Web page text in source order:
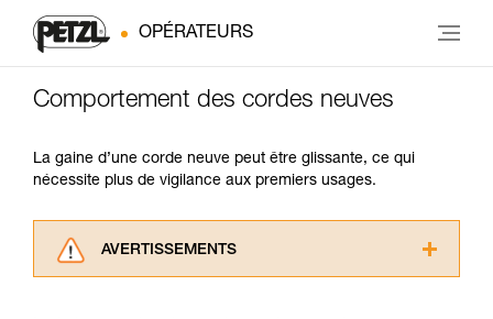
OPÉRATEURS
Comportement des cordes neuves
La gaine d’une corde neuve peut être glissante, ce qui
nécessite plus de vigilance aux premiers usages.
AVERTISSEMENTS